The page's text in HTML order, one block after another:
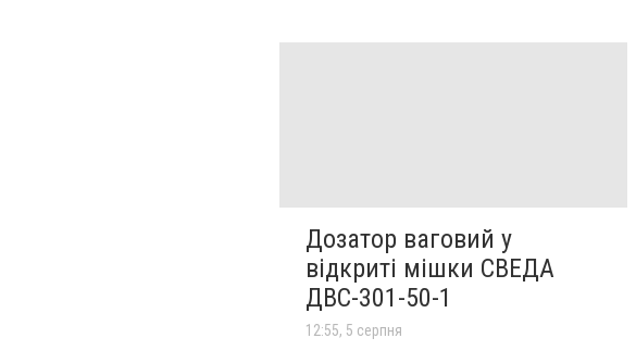
Дозатор ваговий у
відкриті мішки СВЕДА
ДВС-301-50-1
12:55, 5 серпня